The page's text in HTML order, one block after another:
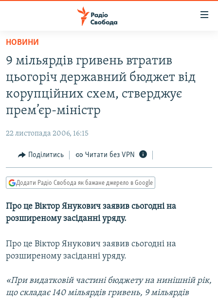
Перейти
основного
матеріалу
до
основної
Перейти
пошуку
ВСЕ ЗА ДОБУ
ПОЛІТИКА
КУЛЬТУРА
СПОРТ
СВІТ
ДОНБАС.РЕАЛІЇ
КРИМ.РЕАЛІЇ
ТИ ЯК?
КИТАЙ.ВИКЛИКИ
ФОТО
СПЕЦПРОЄКТИ
ПОДКАСТИ
НОВИНИ
9 мільярдів гривень втратив
цьогоріч державний бюджет від
корупційних схем, стверджує
прем’єр-міністр
22 листопада 2006, 16:15
Поділитись Читати без VPN
Додати Радіо Свобода як бажане джерело в Google
Про це Віктор Янукович заявив сьогодні на
розширеному засіданні уряду.
Про це Віктор Янукович заявив сьогодні на
розширеному засіданні уряду.
«При видатковій частині бюджету на нинішній рік,
що складає 140 мільярдів гривень, 9 мільярдів